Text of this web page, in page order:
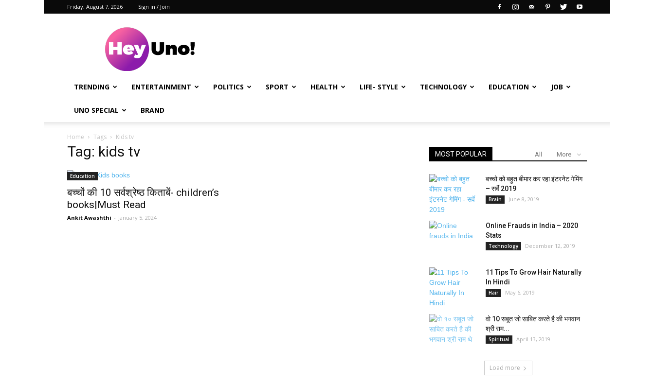
Friday, August 7, 2026 Sign in / Join
Uno!
TRENDING ENTERTAINMENT POLITICS SPORT HEALTH LIFE- STYLE TECHNOLOGY EDUCATION JOB
UNO SPECIAL BRAND
Home Tags Kids tv
Tag: kids tv
Education
बच्चों की 10 सर्वश्रेष्ठ किताबें- children’s
books|Must Read
Ankit Awashthi - January 5, 2024
MOST POPULAR All More
बच्चो को बहुत बीमार कर रहा इंटरनेट गेमिंग
– सर्वे 2019
Brain June 8, 2019
Online Frauds in India – 2020
Stats
Technology December 12, 2019
11 Tips To Grow Hair Naturally
In Hindi
Hair May 6, 2019
वो 10 सबूत जो साबित करते है की भगवान
श्री राम...
Spiritual April 13, 2019
Load more